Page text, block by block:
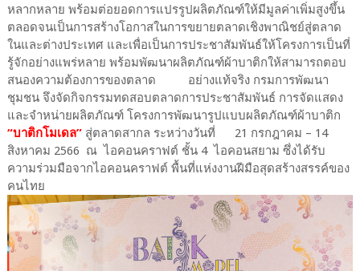
หลากหลาย พร้อมต่อยอดการแปรรูปผลิตภัณฑ์ให้มีมูลค่าเพิ่มสูงขึ้น
ตลอดจนเป็นการสร้างโอกาสในการขยายตลาดเชิงพาณิชย์สู่ตลาด
ในและต่างประเทศ และเพื่อเป็นการประชาสัมพันธ์ให้โครงการเป็นที่
รู้จักอย่างแพร่หลาย พร้อมพัฒนาผลิตภัณฑ์ผ้าบาติกให้สามารถตอบ
สนองความต้องการของตลาด อย่างแท้จริง กรมการพัฒนา
ชุมชน จึงจัดกิจกรรมทดสอบตลาดการประชาสัมพันธ์ การจัดแสดง
และจำหน่ายผลิตภัณฑ์ โครงการพัฒนารูปแบบผลิตภัณฑ์ผ้าบาติก
“บาติกโมเดล” สู่ตลาดสากล ระหว่างวันที่ 21 กรกฎาคม – 14
สิงหาคม 2566 ณ ไอคอนคราฟต์ ชั้น 4 ไอคอนสยาม ซึ่งได้รับ
ความร่วมมือจากไอคอนคราฟต์ พื้นที่แห่งงานฝีมือสุดสร้างสรรค์ของ
คนไทย